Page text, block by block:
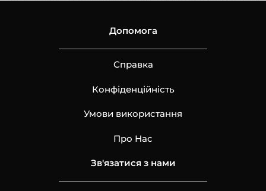
Допомога
Справка
Конфіденційність
Умови використання
Про Нас
Зв'язатися з нами